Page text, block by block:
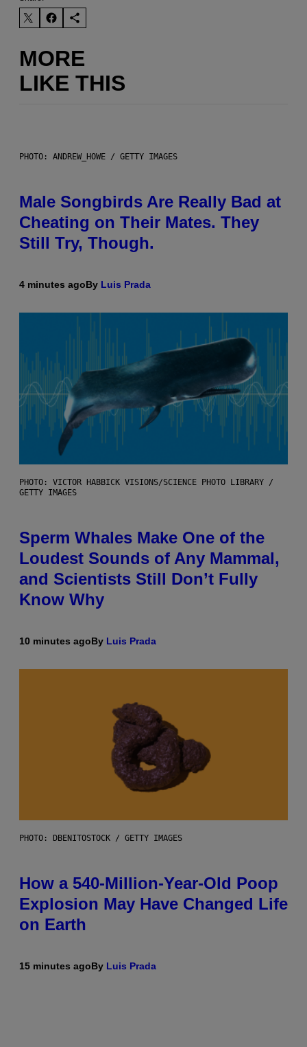
MORE
LIKE THIS
PHOTO: ANDREW_HOWE / GETTY IMAGES
Male Songbirds Are Really Bad at
Cheating on Their Mates. They
Still Try, Though.
4 minutes agoBy Luis Prada
PHOTO: VICTOR HABBICK VISIONS/SCIENCE PHOTO LIBRARY /
GETTY IMAGES
Sperm Whales Make One of the
Loudest Sounds of Any Mammal,
and Scientists Still Don’t Fully
Know Why
10 minutes agoBy Luis Prada
PHOTO: DBENITOSTOCK / GETTY IMAGES
How a 540-Million-Year-Old Poop
Explosion May Have Changed Life
on Earth
15 minutes agoBy Luis Prada